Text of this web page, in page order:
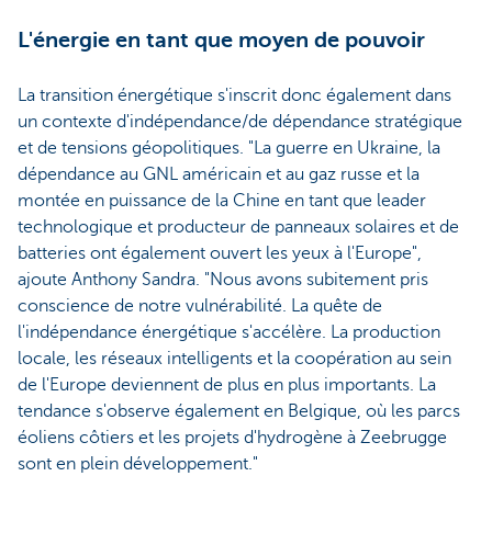
L'énergie en tant que moyen de pouvoir
La transition énergétique s'inscrit donc également dans
un contexte d'indépendance/de dépendance stratégique
et de tensions géopolitiques. "La guerre en Ukraine, la
dépendance au GNL américain et au gaz russe et la
montée en puissance de la Chine en tant que leader
technologique et producteur de panneaux solaires et de
batteries ont également ouvert les yeux à l'Europe",
ajoute Anthony Sandra. "Nous avons subitement pris
conscience de notre vulnérabilité. La quête de
l'indépendance énergétique s'accélère. La production
locale, les réseaux intelligents et la coopération au sein
de l'Europe deviennent de plus en plus importants. La
tendance s'observe également en Belgique, où les parcs
éoliens côtiers et les projets d'hydrogène à Zeebrugge
sont en plein développement."